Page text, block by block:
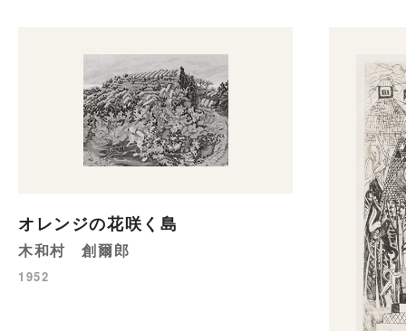
オレンジの花咲く島
木和村 創爾郎
1952